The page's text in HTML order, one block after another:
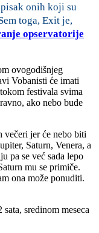
onih koji su
toga, Exit je,
opservatorije
ovogodišnjeg
Vobanisti će imati
festivala svima
ako nebo bude
večeri jer će nebo biti
Saturn, Venera, a
pa se već sada lepo
mu se primiče.
ona može ponuditi.
sredinom meseca